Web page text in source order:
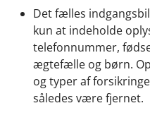
Det fælles
kun at indeholde
telefonnummer,
ægtefælle og børn.
og typer af
således være fjernet.